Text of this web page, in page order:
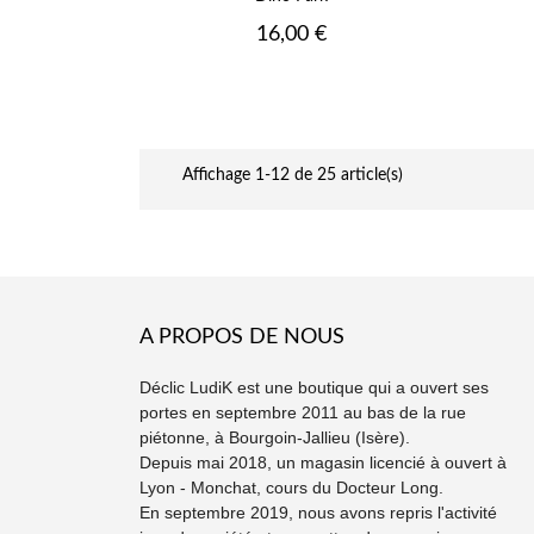
Prix
16,00 €
Affichage 1-12 de 25 article(s)
A PROPOS DE NOUS
Déclic LudiK est une boutique qui a ouvert ses
portes en septembre 2011 au bas de la rue
piétonne, à Bourgoin-Jallieu (Isère).
Depuis mai 2018, un magasin licencié à ouvert à
Lyon - Monchat, cours du Docteur Long.
En septembre 2019, nous avons repris l'activité